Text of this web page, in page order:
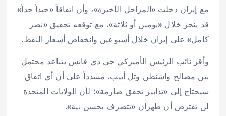
مع إيران دخلت «المراحل الأخيرة»، وأن اتفاقاً «جيداً جداً»
قد ينجز خلال «يومين أو ثلاثة»، مع توقعه تحقيق «نصر
كامل» على إيران خلال أسبوعين وانخفاض أسعار النفط.
وأقر نائب الرئيس الأميركي جي دي فانس بتباعد محتمل
بين مصالح واشنطن وتل أبيب، مشدداً على أن أي اتفاق
سيحتاج إلى «تدابير تحقق صارمة»؛ لأن الولايات المتحدة
لن تفترض أن طهران «تتصرف بحسن نية».